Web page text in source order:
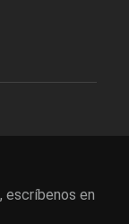
escríbenos en